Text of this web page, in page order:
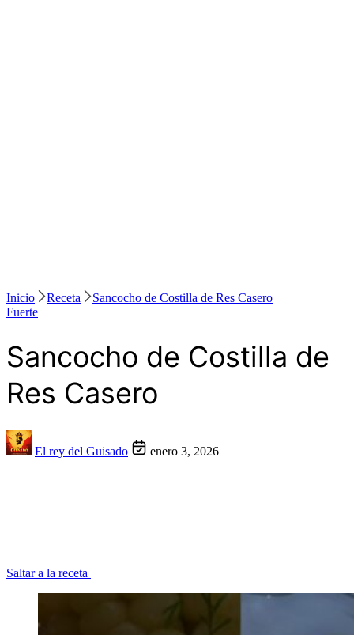
Inicio Receta
Sancocho de Costilla de Res Casero
Fuerte
Sancocho de Costilla de
Res Casero
El rey del Guisado enero 3, 2026
Saltar a la receta